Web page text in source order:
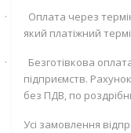
·
Оплата через
який платіжний
·
Безготівкова
підприємств.
без ПДВ, по
Усі замовлення